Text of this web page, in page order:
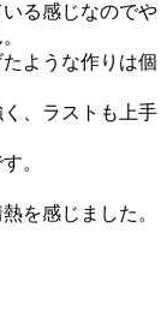
る感じなのでや
ような作りは個
、ラストも上手
。
を感じました。